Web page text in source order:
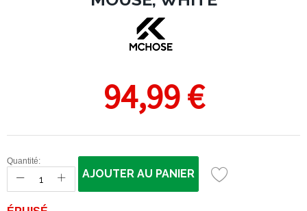
94,99 €
Quantité:
AJOUTER AU PANIER